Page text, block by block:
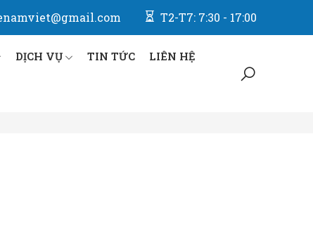
T2-T7: 7:30 - 17:00
DỊCH VỤ TIN TỨC LIÊN HỆ